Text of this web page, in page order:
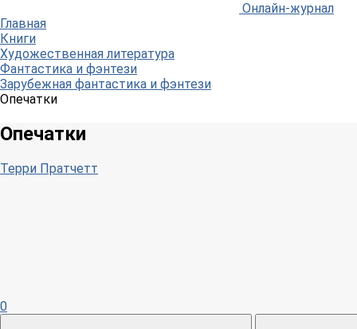
Онлайн-журнал
Главная
Книги
Художественная литература
Фантастика и фэнтези
Зарубежная фантастика и фэнтези
Опечатки
Опечатки
Терри Пратчетт
0